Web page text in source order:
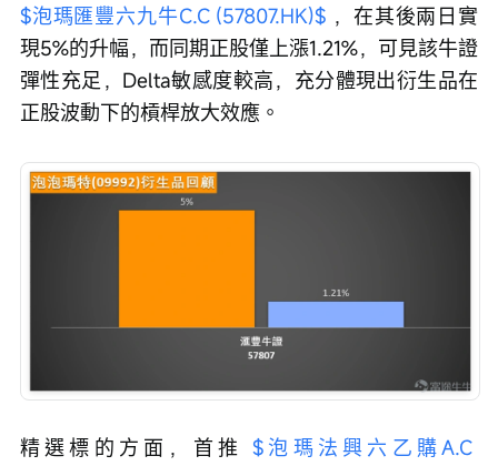
$泡瑪匯豐六九牛C.C (57807.HK)$ ，在其後兩日實
現5%的升幅，而同期正股僅上漲1.21%，可見該牛證
彈性充足，Delta敏感度較高，充分體現出衍生品在
正股波動下的槓桿放大效應。
精選標的方面，首推 $泡瑪法興六乙購A.C